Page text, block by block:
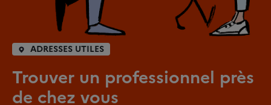
ADRESSES UTILES
Trouver un professionnel près
de chez vous